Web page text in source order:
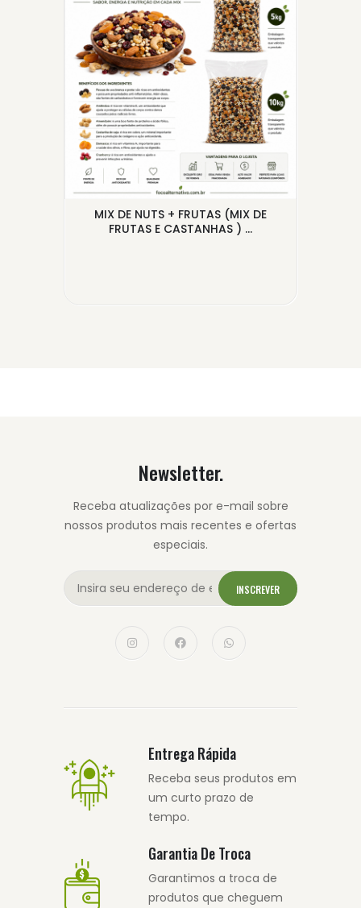
MIX DE NUTS + FRUTAS (MIX DE
FRUTAS E CASTANHAS ) ...
Newsletter.
Receba atualizações por e-mail sobre
nossos produtos mais recentes e ofertas
especiais.
INSCREVER
Entrega Rápida
Receba seus produtos em
um curto prazo de
tempo.
Garantia De Troca
Garantimos a troca de
produtos que cheguem